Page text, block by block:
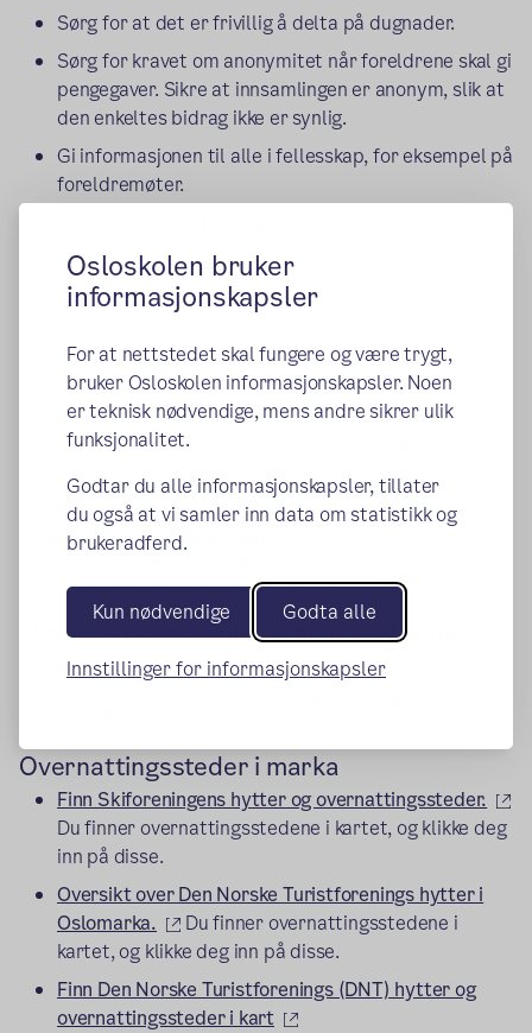
Osloskolen bruker
informasjonskapsler
For at nettstedet skal fungere og være trygt,
bruker Osloskolen informasjonskapsler. Noen
er teknisk nødvendige, mens andre sikrer ulik
funksjonalitet.
Godtar du alle informasjonskapsler, tillater
du også at vi samler inn data om statistikk og
brukeradferd.
Kun nødvendige Godta alle
Innstillinger for informasjonskapsler
Sørg for at det er frivillig å delta på dugnader.
Sørg for kravet om anonymitet når foreldrene skal gi
pengegaver. Sikre at innsamlingen er anonym, slik at
den enkeltes bidrag ikke er synlig.
Gi informasjonen til alle i fellesskap, for eksempel på
foreldremøter.
om dugnad og innsamling, slik at det ikke oppleves
som press for å bidra.
gjennomføre en dugnad. Det er derfor viktig å unngå
dugnader der foreldrene må kjøpe et produkt på
forhånd for videresalg, slik at man ikke risikerer å måtte
betale for produktet når de ikke klarer å selge det
Rimelige lokaler og
overnattingssteder
Oslo og omegn som kan lånes eller leies rimelig.
Lån og utleie av Oslo kommunes lokaler
Lån og utleie av skoler i Oslo
(ekstern lenke)
Overnattingssteder i marka
Finn Skiforeningens hytter og overnattingssteder.
Du finner overnattingsstedene i kartet, og klikke deg
inn på disse.
Oversikt over Den Norske Turistforenings hytter i
Oslomarka.
(ekstern lenke)
Du finner overnattingsstedene i
kartet, og klikke deg inn på disse.
Finn Den Norske Turistforenings (DNT) hytter og
overnattingssteder i kart
(ekstern lenke)